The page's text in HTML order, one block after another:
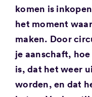
komen is
het moment
maken. Door
je aanschaft,
is, dat het weer
worden, en dat